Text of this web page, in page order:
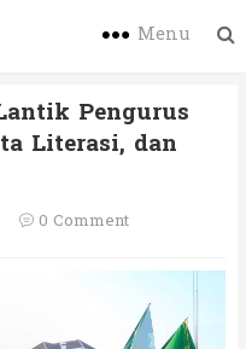
Menu
Pengurus
Literasi, dan
0 Comment